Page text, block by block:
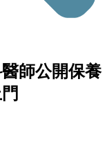
師公開保養